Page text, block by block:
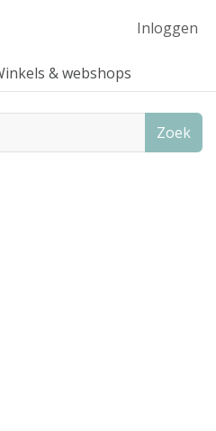
Inloggen
& webshops
Zoek